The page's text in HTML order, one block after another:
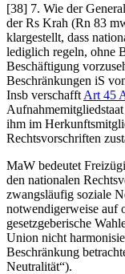
[38] 7. Wie der
der Rs Krah (Rn 83
klargestellt, dass
lediglich regeln, ohne
Beschäftigung
Beschränkungen iS
Insb verschafft Art 45
ihm im
Rechtsvorschriften
MaW bedeutet
den nationalen
zwangsläufig soziale
notwendigerweise auf
gesetzgeberische
Union nicht
Beschränkung
Neutralität“).